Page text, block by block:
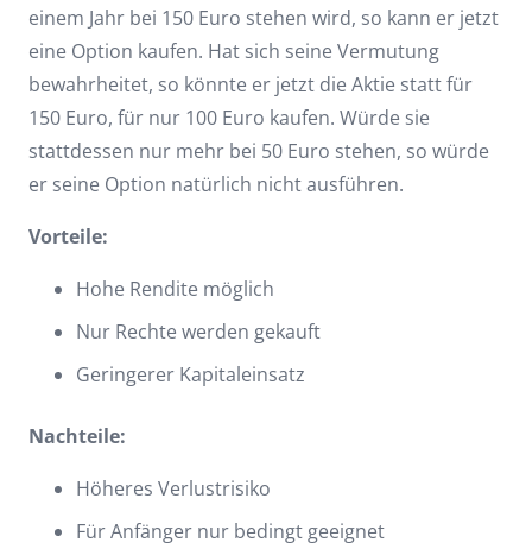
einem Jahr bei 150 Euro stehen wird, so kann er jetzt
eine Option kaufen. Hat sich seine Vermutung
bewahrheitet, so könnte er jetzt die Aktie statt für
150 Euro, für nur 100 Euro kaufen. Würde sie
stattdessen nur mehr bei 50 Euro stehen, so würde
er seine Option natürlich nicht ausführen.
Vorteile:
Hohe Rendite möglich
Nur Rechte werden gekauft
Geringerer Kapitaleinsatz
Nachteile:
Höheres Verlustrisiko
Für Anfänger nur bedingt geeignet